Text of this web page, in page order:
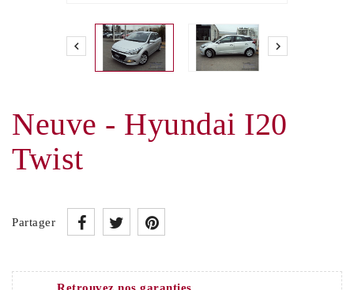
 
Neuve - Hyundai I20
Twist
Partager